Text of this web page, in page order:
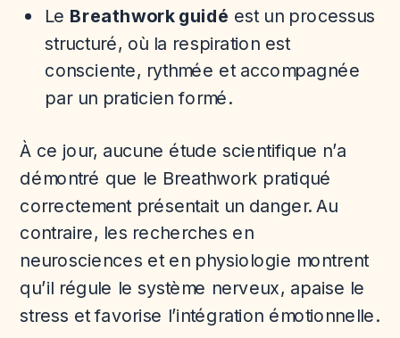
Le Breathwork guidé est un processus
structuré, où la respiration est
consciente, rythmée et accompagnée
par un praticien formé.
À ce jour, aucune étude scientifique n’a
démontré que le Breathwork pratiqué
correctement présentait un danger. Au
contraire, les recherches en
neurosciences et en physiologie montrent
qu’il régule le système nerveux, apaise le
stress et favorise l’intégration émotionnelle.